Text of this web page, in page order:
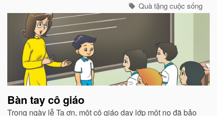
Quà tặng cuộc sống
Bàn tay cô giáo
Trong ngày lễ Tạ ơn, một cô giáo dạy lớp một nọ đã bảo